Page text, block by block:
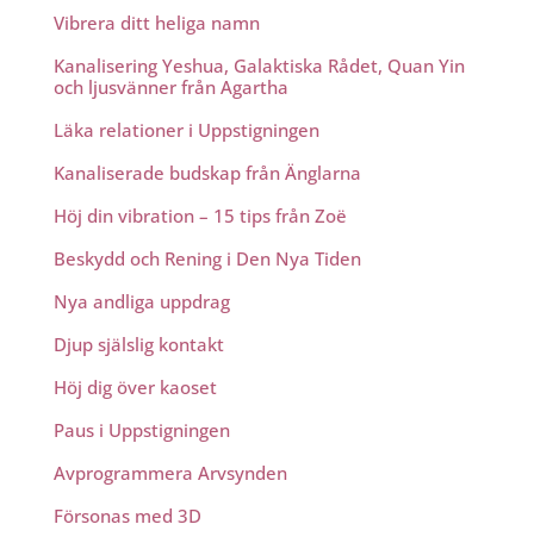
Vibrera ditt heliga namn
Kanalisering Yeshua, Galaktiska Rådet, Quan Yin
och ljusvänner från Agartha
Läka relationer i Uppstigningen
Kanaliserade budskap från Änglarna
Höj din vibration – 15 tips från Zoë
Beskydd och Rening i Den Nya Tiden
Nya andliga uppdrag
Djup själslig kontakt
Höj dig över kaoset
Paus i Uppstigningen
Avprogrammera Arvsynden
Försonas med 3D